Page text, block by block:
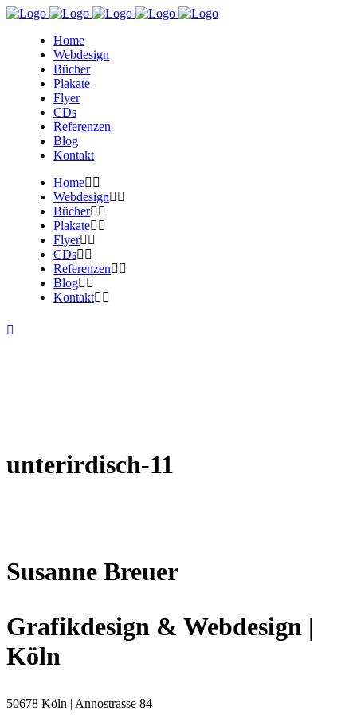
Home
Webdesign
Bücher
Plakate
Flyer
CDs
Referenzen
Blog
Kontakt
Home
Webdesign
Bücher
Plakate
Flyer
CDs
Referenzen
Blog
Kontakt
unterirdisch-11
Susanne Breuer
Grafikdesign & Webdesign |
Köln
50678 Köln | Annostrasse 84